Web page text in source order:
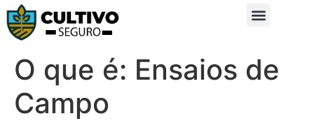
O que é: Ensaios de
Campo